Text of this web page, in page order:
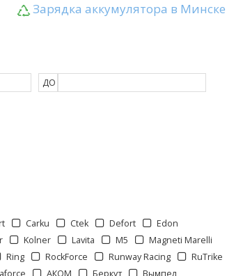
Зарядка аккумулятора в Минске
ДО
Carku Ctek Defort
Edon
Kolner Lavita M5
Magneti Marelli
Ring RockForce Runway Racing
RuTrike